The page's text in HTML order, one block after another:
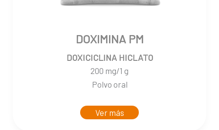
DOXIMINA PM
DOXICICLINA HICLATO
200 mg/1 g
Polvo oral
Ver más